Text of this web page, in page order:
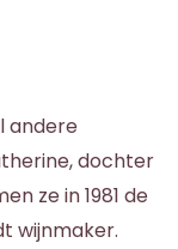
andere
dochter
ze in 1981 de
wijnmaker.